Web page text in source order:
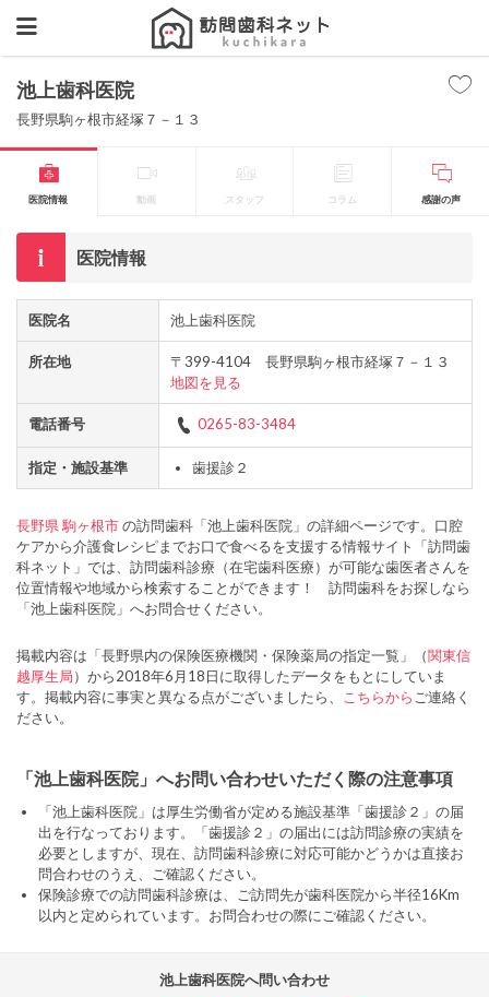
池上歯科医院
長野県駒ヶ根市経塚７－１３
医院情報 動画 スタッフ コラム 感謝の声
医院情報
医院名 池上歯科医院
所在地
〒399-4104 長野県駒ヶ根市経塚７－１３
地図を見る
電話番号 0265-83-3484
指定・施設基準 歯援診２
長野県 駒ヶ根市の訪問歯科「池上歯科医院」の詳細ページです。口腔
ケアから介護食レシピまでお口で食べるを支援する情報サイト「訪問歯
科ネット」では、訪問歯科診療（在宅歯科医療）が可能な歯医者さんを
位置情報や地域から検索することができます！ 訪問歯科をお探しなら
「池上歯科医院」へお問合せください。
掲載内容は「長野県内の保険医療機関・保険薬局の指定一覧」（関東信
越厚生局）から2018年6月18日に取得したデータをもとにしていま
す。掲載内容に事実と異なる点がございましたら、
こちらから ご連絡く
ださい。
「池上歯科医院」へお問い合わせいただく際の注意事項
「池上歯科医院」は厚生労働省が定める施設基準「歯援診２」の届
出を行なっております。「歯援診２」の届出には訪問診療の実績を
必要としますが、現在、訪問歯科診療に対応可能かどうかは直接お
問合わせのうえ、ご確認ください。
保険診療での訪問歯科診療は、ご訪問先が歯科医院から半径16Km
以内と定められています。お問合わせの際にご確認ください。
池上歯科医院へ問い合わせ